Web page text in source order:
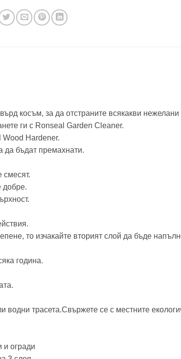
косъм, за да отстраните всякакви
ги с Ronseal Garden Cleaner.
Hardener.
да бъдат премахнати.
смесят.
добре.
то изчакайте вторият слой да бъде
година.
водни трасета.Свържете се с местните
и огради